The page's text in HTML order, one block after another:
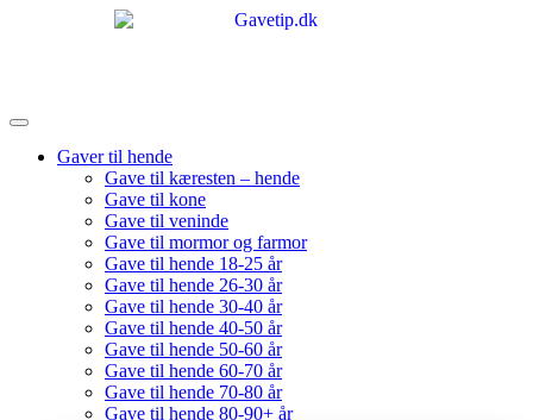
Gaver til hende
Gave til kæresten – hende
Gave til kone
Gave til veninde
Gave til mormor og farmor
Gave til hende 18-25 år
Gave til hende 26-30 år
Gave til hende 30-40 år
Gave til hende 40-50 år
Gave til hende 50-60 år
Gave til hende 60-70 år
Gave til hende 70-80 år
Gave til hende 80-90+ år